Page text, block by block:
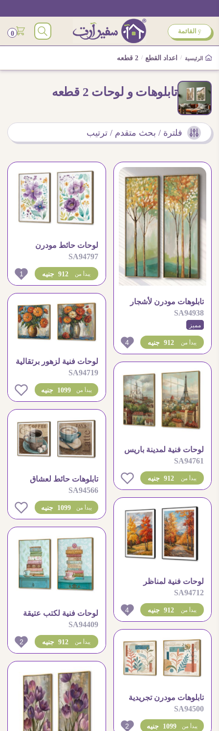
ÿ القائمة 0
الرئيسية / اعداد القطع / 2 قطعه
تابلوهات و لوحات 2 قطعه
فلترة / بحث متقدم / ترتيب
تابلوهات مودرن لأشجار
الخريف بألوانها الدافئة
والمبهجة
SA94938
مميز
912 جنيه يبدأ من 4
لوحات حائط مودرن
لزهور بنفسجية بألوان
مائية
SA94797
912 جنيه يبدأ من 1
لوحات فنية لمدينة باريس
ومعالمها الساحرة الخلابة
SA94761
912 جنيه يبدأ من 0
لوحات فنية لزهور برتقالية
زاهية بفازة
SA94719
1099 جنيه يبدأ من
لوحات فنية لمناظر
طبيعية وأشجار الخريف
الملونة
SA94712
912 جنيه يبدأ من 4
تابلوهات حائط لعشاق
القهوة اسبريسو ولاتيه
SA94566
1099 جنيه يبدأ من
تابلوهات مودرن تجريدية
بأوراق شجر و زخارف
بوهيمية
SA94500
1099 جنيه يبدأ من 2
لوحات فنية لكتب عتيقة
وفنجان شاي كلاسيكي
SA94409
912 جنيه يبدأ من 2